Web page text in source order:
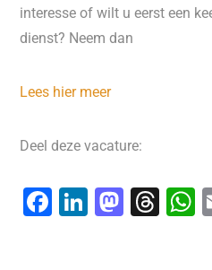
interesse of wilt u eerst een
dienst? Neem dan
Lees hier meer
Deel deze vacature:
F
Li M T